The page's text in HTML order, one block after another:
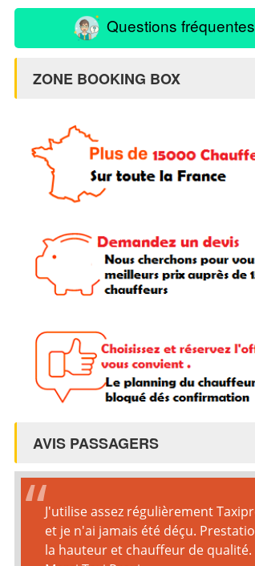
Questions fréquentes
ZONE BOOKING BOX
AVIS PASSAGERS